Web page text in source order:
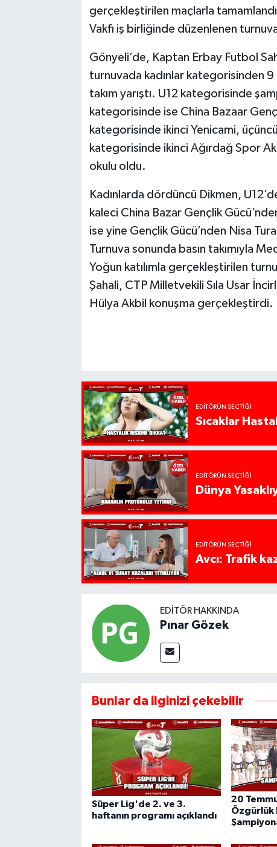
gerçekleştirilen maçlarla
Vakfı iş birliğinde düzenlenen
Gönyeli’de, Kaptan Erbay Futbol
turnuvada kadınlar kategorisinden 9
takım yarıştı. U12 kategorisinde
kategorisinde ise China Bazaar
kategorisinde ikinci Yenicami,
kategorisinde ikinci Ağırdağ Spor
okulu oldu.
Kadınlarda dördüncü Dikmen,
kaleci China Bazar Gençlik
ise yine Gençlik Gücü’nden Nisa
Turnuva sonunda basın takımıyla
Yoğun katılımla gerçekleştirilen
Şahali, CTP Milletvekili Sıla Usar
Hülya Akbil konuşma gerçekleştirdi.
EDITÖRÜN SEÇTIĞI
Sıcaklar
EDITÖRÜN SEÇTIĞI
Dünya
EDITÖRÜN SEÇTIĞI
Avcı: Trafik
EDITÖR HAKKINDA
Pınar Gözek
Bunlar da ilginizi çekebilir
Süper Lig'de 2. ve 3.
haftanın programı açıklandı
20
Özgürlük